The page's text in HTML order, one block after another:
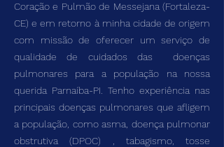
Coração e Pulmão de Messejana (Fortaleza-
CE) e em retorno à minha cidade de origem
com missão de oferecer um serviço de
qualidade de cuidados das doenças
pulmonares para a população na nossa
querida Parnaíba-PI. Tenho experiência nas
principais doenças pulmonares que afligem
a população, como asma, doença pulmonar
obstrutiva (DPOC) , tabagismo, tosse